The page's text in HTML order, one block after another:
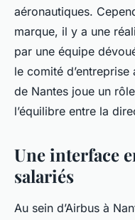
Thomas•14 septembre
aéronautiques.
marque, il y a une
par une équipe
le comité
de Nantes joue un
l’équilibre entre la
Une interface
salariés
Au sein d’Airbus à